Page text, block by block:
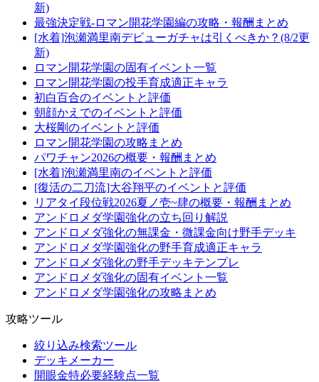
新)
最強決定戦-ロマン開花学園編の攻略・報酬まとめ
[水着]泡瀬満里南デビューガチャは引くべきか？(8/2更
新)
ロマン開花学園の固有イベント一覧
ロマン開花学園の投手育成適正キャラ
初白百合のイベントと評価
朝顔かえでのイベントと評価
大桜剛のイベントと評価
ロマン開花学園の攻略まとめ
パワチャン2026の概要・報酬まとめ
[水着]泡瀬満里南のイベントと評価
[復活の二刀流]大谷翔平のイベントと評価
リアタイ段位戦2026夏ノ壱~肆の概要・報酬まとめ
アンドロメダ学園強化の立ち回り解説
アンドロメダ強化の無課金・微課金向け野手デッキ
アンドロメダ学園強化の野手育成適正キャラ
アンドロメダ強化の野手デッキテンプレ
アンドロメダ強化の固有イベント一覧
アンドロメダ学園強化の攻略まとめ
攻略ツール
絞り込み検索ツール
デッキメーカー
開眼金特必要経験点一覧